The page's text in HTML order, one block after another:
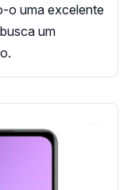
o uma excelente
um